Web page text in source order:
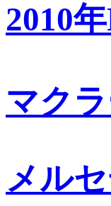
2010
マク
メル